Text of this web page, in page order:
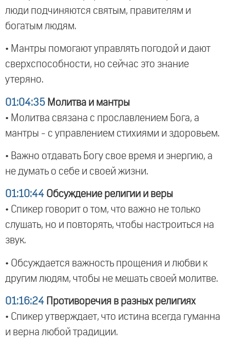
люди подчиняются святым, правителям и
богатым людям.
• Мантры помогают управлять погодой и дают
сверхспособности, но сейчас это знание
утеряно.
01:04:35 Молитва и мантры
• Молитва связана с прославлением Бога, а
мантры - с управлением стихиями и здоровьем.
• Важно отдавать Богу свое время и энергию, а
не думать о себе и своей жизни.
01:10:44 Обсуждение религии и веры
• Спикер говорит о том, что важно не только
слушать, но и повторять, чтобы настроиться на
звук.
• Обсуждается важность прощения и любви к
другим людям, чтобы не мешать своей молитве.
01:16:24 Противоречия в разных религиях
• Спикер утверждает, что истина всегда гуманна
и верна любой традиции.